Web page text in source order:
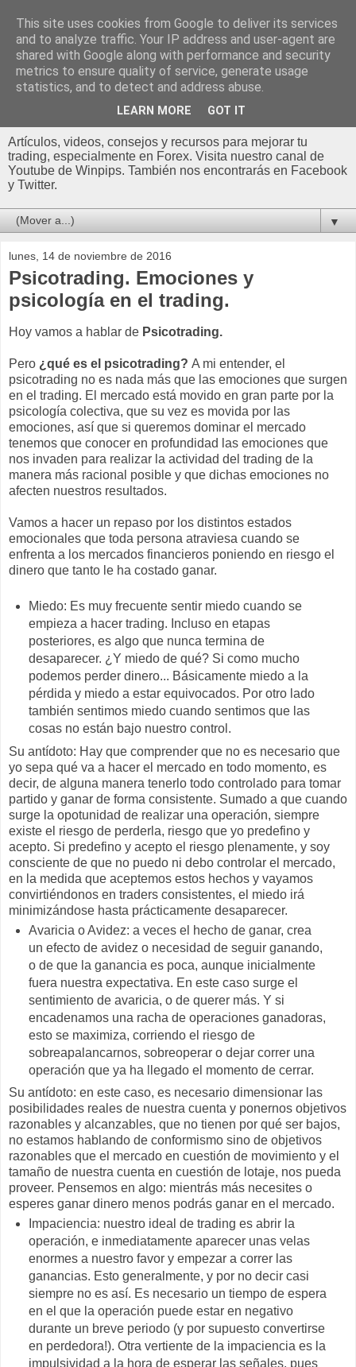
Artículos, videos, consejos y recursos para mejorar tu
trading, especialmente en Forex. Visita nuestro canal de
Youtube de Winpips. También nos encontrarás en Facebook
y Twitter.
▼
lunes, 14 de noviembre de 2016
Psicotrading. Emociones y
psicología en el trading.
Hoy vamos a hablar de Psicotrading.
Pero ¿qué es el psicotrading? A mi entender, el
psicotrading no es nada más que las emociones que surgen
en el trading. El mercado está movido en gran parte por la
psicología colectiva, que su vez es movida por las
emociones, así que si queremos dominar el mercado
tenemos que conocer en profundidad las emociones que
nos invaden para realizar la actividad del trading de la
manera más racional posible y que dichas emociones no
afecten nuestros resultados.
Vamos a hacer un repaso por los distintos estados
emocionales que toda persona atraviesa cuando se
enfrenta a los mercados financieros poniendo en riesgo el
dinero que tanto le ha costado ganar.
Miedo: Es muy frecuente sentir miedo cuando se
empieza a hacer trading. Incluso en etapas
posteriores, es algo que nunca termina de
desaparecer. ¿Y miedo de qué? Si como mucho
podemos perder dinero... Básicamente miedo a la
pérdida y miedo a estar equivocados. Por otro lado
también sentimos miedo cuando sentimos que las
cosas no están bajo nuestro control.
Su antídoto: Hay que comprender que no es necesario que
yo sepa qué va a hacer el mercado en todo momento, es
decir, de alguna manera tenerlo todo controlado para tomar
partido y ganar de forma consistente. Sumado a que cuando
surge la opotunidad de realizar una operación, siempre
existe el riesgo de perderla, riesgo que yo predefino y
acepto. Si predefino y acepto el riesgo plenamente, y soy
consciente de que no puedo ni debo controlar el mercado,
en la medida que aceptemos estos hechos y vayamos
convirtiéndonos en traders consistentes, el miedo irá
minimizándose hasta prácticamente desaparecer.
Avaricia o Avidez: a veces el hecho de ganar, crea
un efecto de avidez o necesidad de seguir ganando,
o de que la ganancia es poca, aunque inicialmente
fuera nuestra expectativa. En este caso surge el
sentimiento de avaricia, o de querer más. Y si
encadenamos una racha de operaciones ganadoras,
esto se maximiza, corriendo el riesgo de
sobreapalancarnos, sobreoperar o dejar correr una
operación que ya ha llegado el momento de cerrar.
Su antídoto: en este caso, es necesario dimensionar las
posibilidades reales de nuestra cuenta y ponernos objetivos
razonables y alcanzables, que no tienen por qué ser bajos,
no estamos hablando de conformismo sino de objetivos
razonables que el mercado en cuestión de movimiento y el
tamaño de nuestra cuenta en cuestión de lotaje, nos pueda
proveer. Pensemos en algo: mientrás más necesites o
esperes ganar dinero menos podrás ganar en el mercado.
Impaciencia: nuestro ideal de trading es abrir la
operación, e inmediatamente aparecer unas velas
enormes a nuestro favor y empezar a correr las
ganancias. Esto generalmente, y por no decir casi
siempre no es así. Es necesario un tiempo de espera
en el que la operación puede estar en negativo
durante un breve periodo (y por supuesto convertirse
en perdedora!). Otra vertiente de la impaciencia es la
impulsividad a la hora de esperar las señales, pues
This site uses cookies from Google to deliver its services
and to analyze traffic. Your IP address and user-agent are
shared with Google along with performance and security
metrics to ensure quality of service, generate usage
statistics, and to detect and address abuse.
LEARN MORE GOT IT